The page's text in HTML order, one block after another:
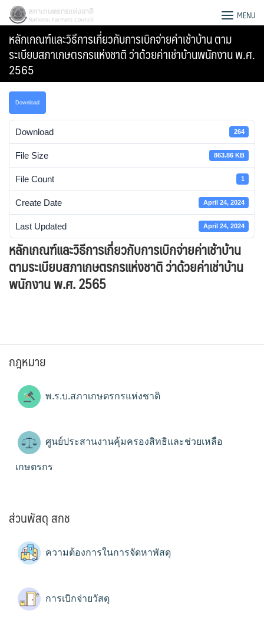
Skip
content
Search
for:
สภาเกษตรกรแห่งชาติ MENU
หลักเกณฑ์และวิธีการเกี่ยวกับการเบิกจ่ายค่าเช้าบ้าน ตาม
ระเบียบสภาเกษตรกรแห่งชาติ ว่าด้วยค่าเช่าบ้านพนักงาน พ.ศ.
2565
Download
Download 264
File Size 863.86 KB
File Count 1
Create Date April 24, 2024
Last Updated April 24, 2024
หลักเกณฑ์และวิธีการเกี่ยวกับการเบิกจ่ายค่าเช้าบ้าน
ตามระเบียบสภาเกษตรกรแห่งชาติ ว่าด้วยค่าเช่าบ้าน
พนักงาน พ.ศ. 2565
กฎหมาย
พ.ร.บ.สภาเกษตรกรแห่งชาติ
ศูนย์ประสานงานคุ้มครองสิทธิและช่วยเหลือ
เกษตรกร
ส่วนพัสดุ สกช
ความต้องการในการจัดหาพัสดุ
การเบิกจ่ายวัสดุ